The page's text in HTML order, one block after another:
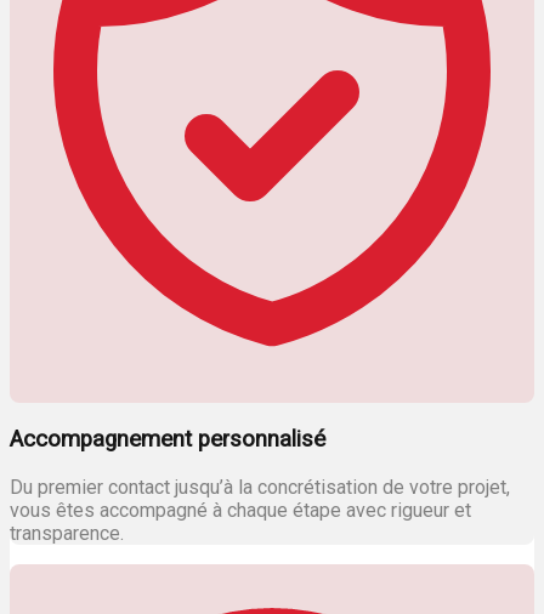
Accompagnement personnalisé
Du premier contact jusqu’à la concrétisation de votre projet,
vous êtes accompagné à chaque étape avec rigueur et
transparence.